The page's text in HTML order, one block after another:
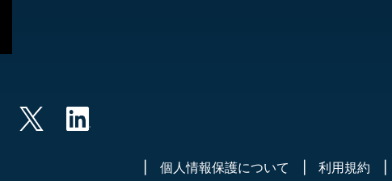
個人情報保護について 利用規約